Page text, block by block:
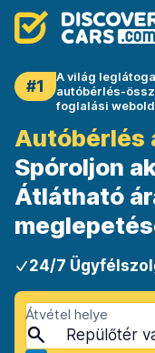
#1
A világ
autóbérlés-
foglalási
Autóbérlés
Spóroljon
Átlátható
24/7
Átvétel helye